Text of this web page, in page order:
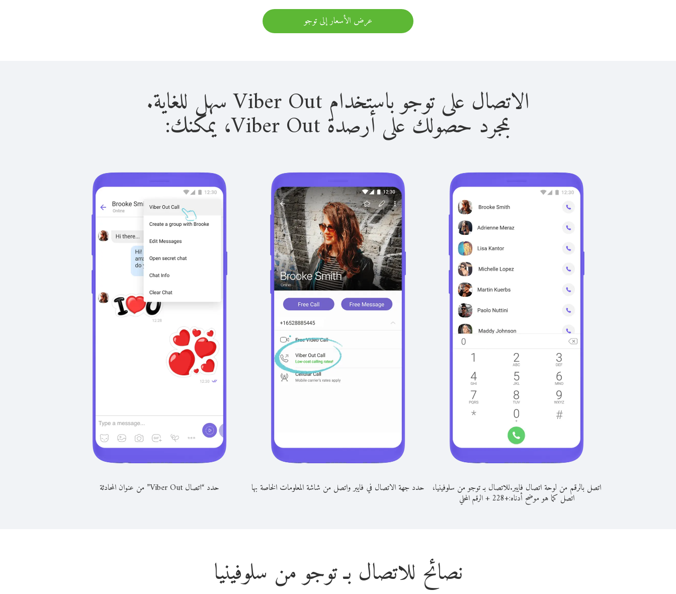
عرض الأسعار إلى توجو
الاتصال على توجو باستخدام Viber Out سهل للغاية.
بمجرد حصولك على أرصدة Viber Out، يمكنك:
اتصل بالرقم من لوحة اتصال فايبر.للاتصال بـ توجو من سلوفينيا،
اتصل كما هو موضح أدناه:+
228
+الرقم المحلي
حدد جهة الاتصال في فايبر واتصل من شاشة المعلومات الخاصة بها حدد “اتصال Viber Out” من عنوان المحادثة
نصائح للاتصال بـ توجو من سلوفينيا